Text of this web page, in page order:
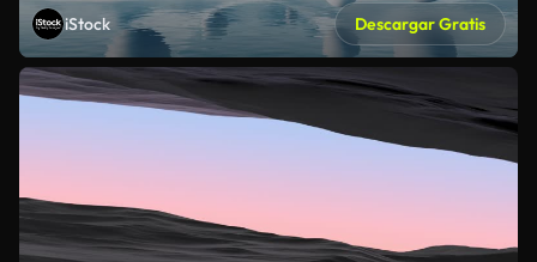
iStock Descargar Gratis